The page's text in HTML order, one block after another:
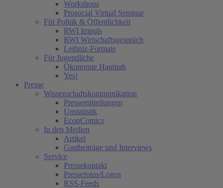
Workshops
Prosocial Virtual Seminar
Für Politik & Öffentlichkeit
RWI Impuls
RWI Wirtschaftsgespräch
Leibniz-Formate
Für Jugendliche
Ökonomie Hautnah
Yes!
Presse
Wissenschaftskommunikation
Pressemitteilungen
Unstatistik
EconComics
In den Medien
Artikel
Gastbeiträge und Interviews
Service
Pressekontakt
Pressefotos/Logos
RSS-Feeds